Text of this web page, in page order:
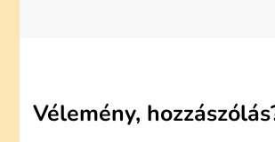
Vélemény,